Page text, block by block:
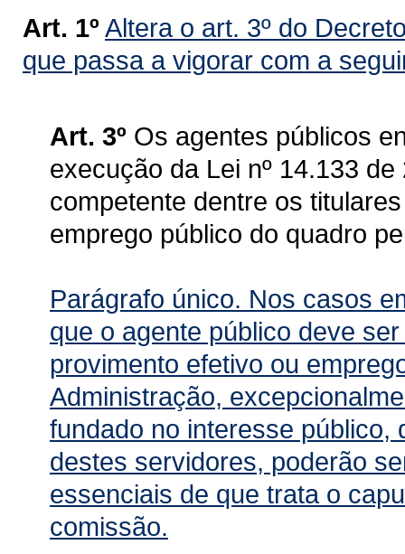
Art. 1º Altera o art. 3º do
que passa a vigorar com a
Art. 3º Os agentes públicos
execução da Lei nº 14.133
competente dentre os
emprego público do quadro
Parágrafo único. Nos casos
que o agente público deve
provimento efetivo ou
Administração,
fundado no interesse público,
destes servidores, poderão
essenciais de que trata o
comissão.